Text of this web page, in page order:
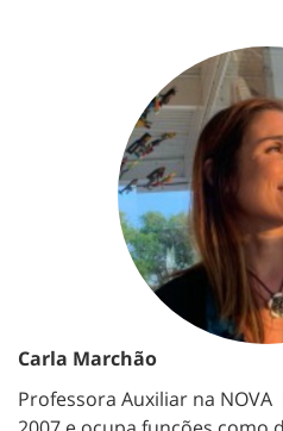
Carla Marchão
Professora Auxiliar na NOVA